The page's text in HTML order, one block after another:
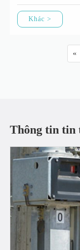
Khác >
«
Thông tin tin